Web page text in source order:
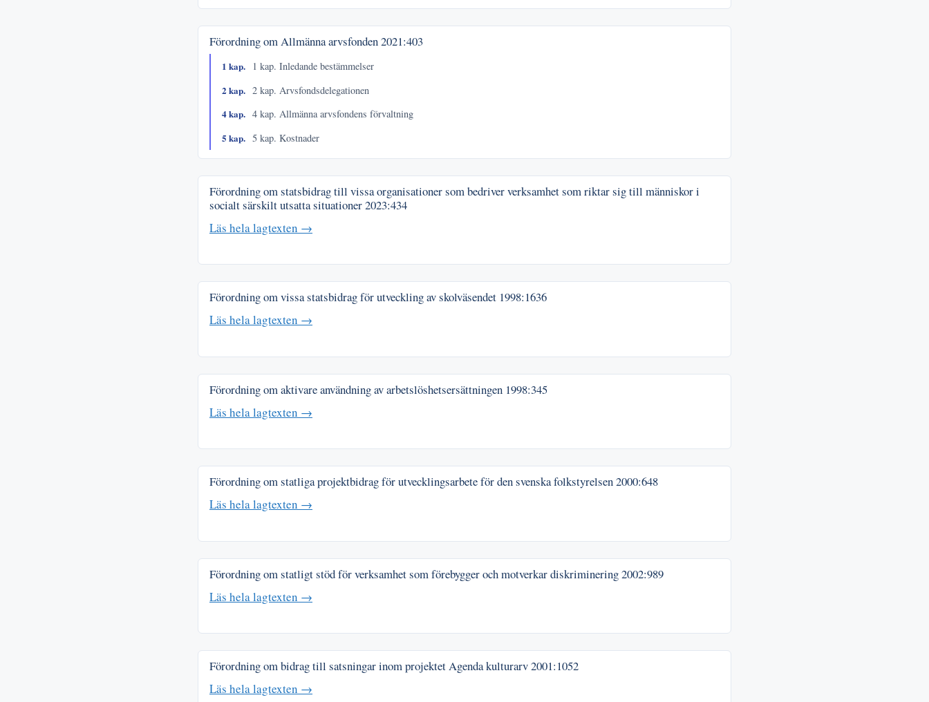
Förordning om Allmänna arvsfonden2021:403
1 kap.
1 kap. Inledande bestämmelser
2 kap. 2 kap. Arvsfondsdelegationen
4 kap. 4 kap. Allmänna arvsfondens förvaltning
5 kap. 5 kap. Kostnader
Förordning om statsbidrag till vissa organisationer som bedriver verksamhet som riktar sig till människor i
socialt särskilt utsatta situationer2023:434
Läs hela lagtexten →
Förordning om vissa statsbidrag för utveckling av skolväsendet 1998:1636
Läs hela lagtexten →
Förordning om aktivare användning av arbetslöshetsersättningen 1998:345
Läs hela lagtexten →
Förordning om statliga projektbidrag för utvecklingsarbete för den svenska folkstyrelsen2000:648
Läs hela lagtexten →
Förordning om statligt stöd för verksamhet som förebygger och motverkar diskriminering2002:989
Läs hela lagtexten →
Förordning om bidrag till satsningar inom projektet Agenda kulturarv2001:1052
Läs hela lagtexten →